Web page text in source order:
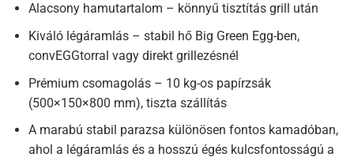
Alacsony hamutartalom – könnyű tisztítás grill után
Kiváló légáramlás – stabil hő Big Green Egg-ben,
convEGGtorral vagy direkt grillezésnél
Prémium csomagolás – 10 kg-os papírzsák
(500×150×800 mm), tiszta szállítás
A marabú stabil parazsa különösen fontos kamadóban,
ahol a légáramlás és a hosszú égés kulcsfontosságú a